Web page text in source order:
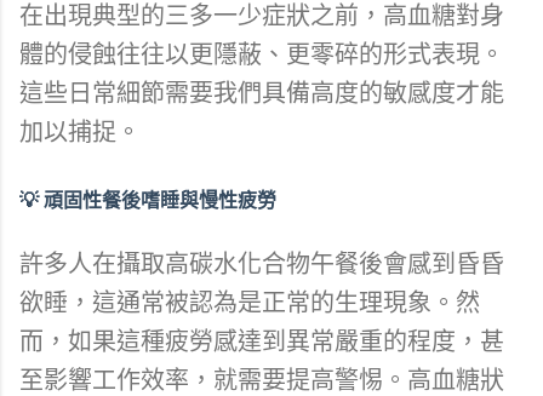
在出現典型的三多一少症狀之前，高血糖對身
體的侵蝕往往以更隱蔽、更零碎的形式表現。
這些日常細節需要我們具備高度的敏感度才能
加以捕捉。
💡 頑固性餐後嗜睡與慢性疲勞
許多人在攝取高碳水化合物午餐後會感到昏昏
欲睡，這通常被認為是正常的生理現象。然
而，如果這種疲勞感達到異常嚴重的程度，甚
至影響工作效率，就需要提高警惕。高血糖狀